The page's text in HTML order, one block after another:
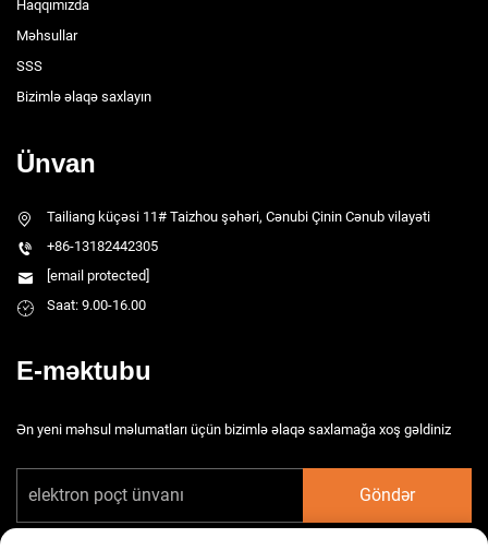
Haqqımızda
Məhsullar
SSS
Bizimlə əlaqə saxlayın
Ünvan
Tailiang küçəsi 11# Taizhou şəhəri, Cənubi Çinin Cənub vilayəti
+86-13182442305
[email protected]
Saat: 9.00-16.00
E-məktubu
Ən yeni məhsul məlumatları üçün bizimlə əlaqə saxlamağa xoş gəldiniz
Göndər